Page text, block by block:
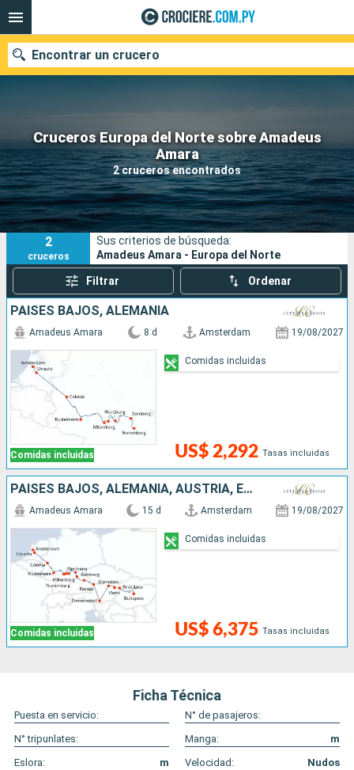
Cruceros Europa del Norte sobre Amadeus
Amara
2 cruceros encontrados
Encontrar un crucero
Nuestros destinos
Fecha de salida
Puertos Compañías
Buscar
2
cruceros
Sus criterios de búsqueda:
Amadeus Amara - Europa del Norte
Filtrar Ordenar
PAISES BAJOS, ALEMANIA
Comidas incluidas
Amadeus Amara 8 d Amsterdam 19/08/2027
US$ 2,292 Tasas incluidas
Comidas incluidas
PAISES BAJOS, ALEMANIA, AUSTRIA, ESLOVAQUIA, HUNGRÍA
Comidas incluidas
Amadeus Amara 15 d Amsterdam 19/08/2027
US$ 6,375 Tasas incluidas
Comidas incluidas
Ficha Técnica
Puesta en servicio:
N° de pasajeros:
N° tripunlates:
Manga:
m
Eslora:
m Velocidad: Nudos